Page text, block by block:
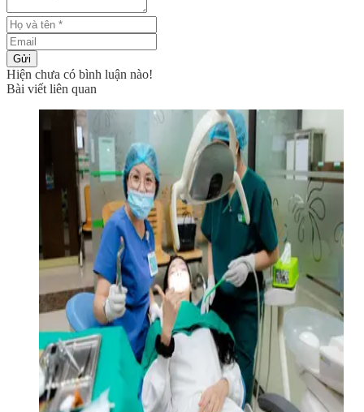
Gửi
Hiện chưa có bình luận nào!
Bài viết liên quan